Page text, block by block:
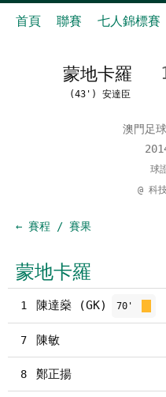
首頁 聯賽 七人錦標賽
蒙地卡羅
(43') 安達臣
澳門足
球
@ 科
← 賽程 / 賽果
蒙地卡羅
1 陳達燊 (GK) 70'
7 陳敏
8 鄭正揚